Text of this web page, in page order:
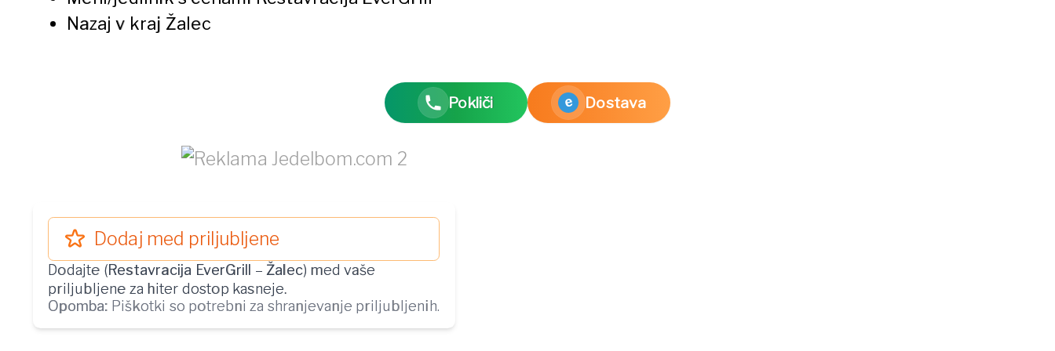
Nazaj v kraj Žalec
Pokliči e Dostava
Dodaj med priljubljene
Dodajte (Restavracija EverGrill – Žalec) med vaše
priljubljene za hiter dostop kasneje.
Opomba: Piškotki so potrebni za shranjevanje priljubljenih.